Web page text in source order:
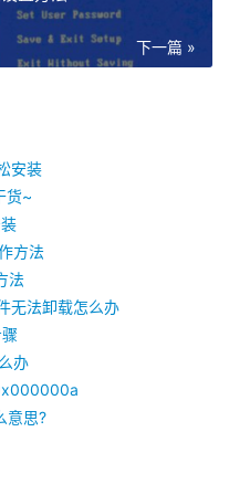
下一篇 »
安装
货~
方法
法
无法卸载怎么办
办
意思?